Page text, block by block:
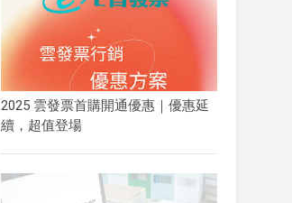
2025 雲發票首購開通優惠｜優惠延
續，超值登場